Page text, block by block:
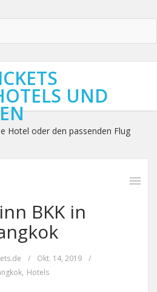
UND
Hotel oder den passenden Flug
BKK in
/ Okt. 14, 2019
/
, Hotels